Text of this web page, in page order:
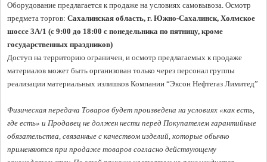
Оборудование предлагается к продаже на условиях самовывоза. Осмотр
предмета торгов: Сахалинская область, г. Южно-Сахалинск, Холмское
шоссе 3A/1 (с 9:00 до 18:00 с понедельника по пятницу, кроме
государственных праздников)
Доступ на территорию ограничен, и осмотр предлагаемых к продаже
материалов может быть организован только через персонал группы
реализации материальных излишков Компании “Эксон Нефтегаз Лимитед”
Физическая передача Товаров будет произведена на условиях «как есть,
где есть» и Продавец не должен нести перед Покупателем гарантийные
обязательства, связанные с качеством изделий, которые обычно
применяются при продаже товаров согласно действующему